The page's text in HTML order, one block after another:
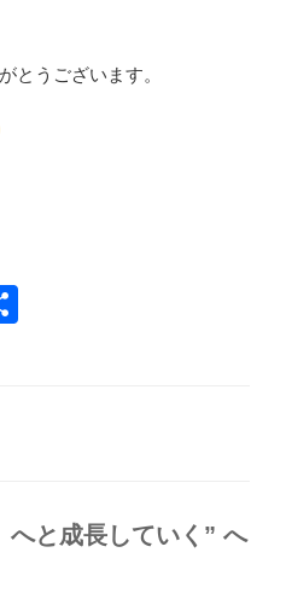
とうございます。
へと成長していく” へ